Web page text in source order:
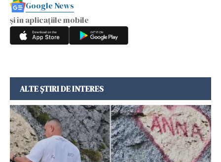
Google News
și în aplicațiile mobile
ALTE ȘTIRI DE INTERES